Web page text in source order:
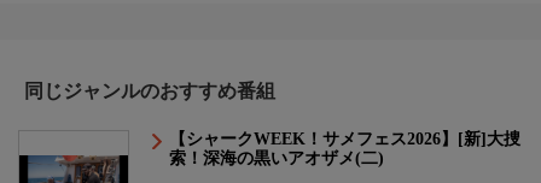
同じジャンルのおすすめ番組
【シャークWEEK！サメフェス2026】[新]大捜
索！深海の黒いアオザメ(二)